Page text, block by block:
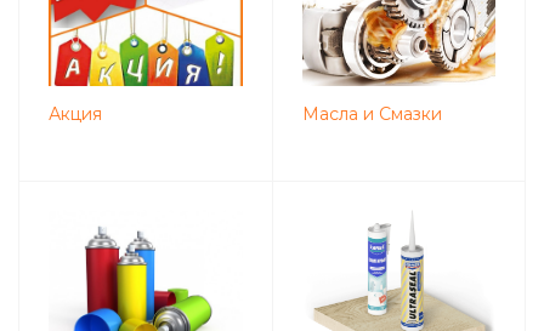
Акция Масла и Смазки